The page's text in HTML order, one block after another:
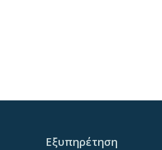
Εξυπηρέτηση